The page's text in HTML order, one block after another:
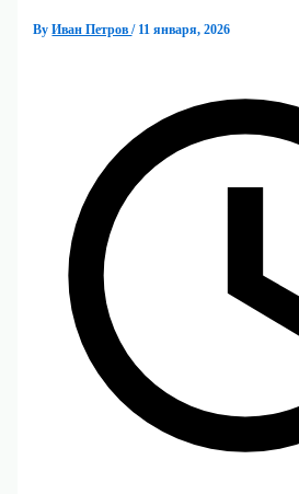
ByИван Петров/ 11 января, 2026